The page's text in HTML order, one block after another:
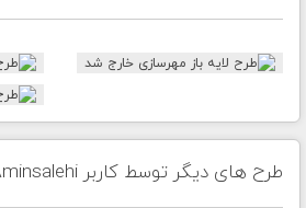
طرح های دیگر توسط کاربر Aminsalehi